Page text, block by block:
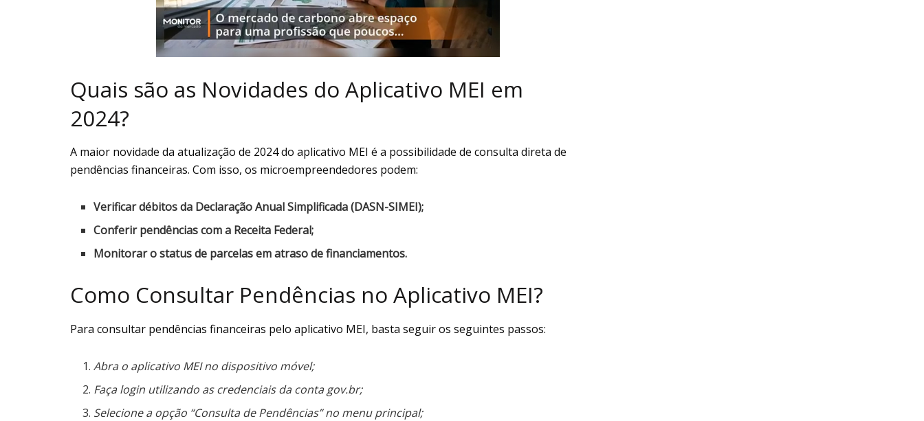
Quais são as Novidades do Aplicativo MEI em
2024?
A maior novidade da atualização de 2024 do aplicativo MEI é a possibilidade de consulta direta de
pendências financeiras. Com isso, os microempreendedores podem:
Verificar débitos da Declaração Anual Simplificada (DASN-SIMEI);
Conferir pendências com a Receita Federal;
Monitorar o status de parcelas em atraso de financiamentos.
Como Consultar Pendências no Aplicativo MEI?
Para consultar pendências financeiras pelo aplicativo MEI, basta seguir os seguintes passos:
Abra o aplicativo MEI no dispositivo móvel;
Faça login utilizando as credenciais da conta gov.br;
Selecione a opção “Consulta de Pendências” no menu principal;